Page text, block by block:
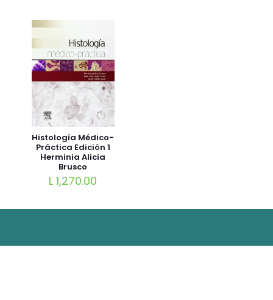
Histología Médico-
Práctica Edición 1
Herminia Alicia
Brusco
L 1,270.00